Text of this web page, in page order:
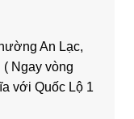
An Lạc,
Ngay vòng
với Quốc Lộ 1